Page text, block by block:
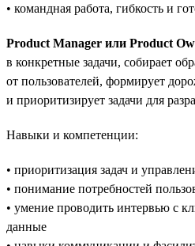
• командная работа, гибкость и
Product Manager или Product
в конкретные задачи, собирает
от пользователей, формирует
и приоритизирует задачи для
Навыки и компетенции:
• приоритизация задач и
• понимание потребностей
• умение проводить интервью с
данные